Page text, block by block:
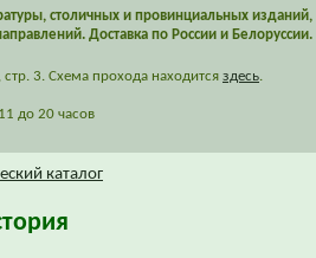
столичных и провинциальных изданий,
Доставка по России и Белоруссии.
3. Схема прохода находится здесь.
до 20 часов
каталог